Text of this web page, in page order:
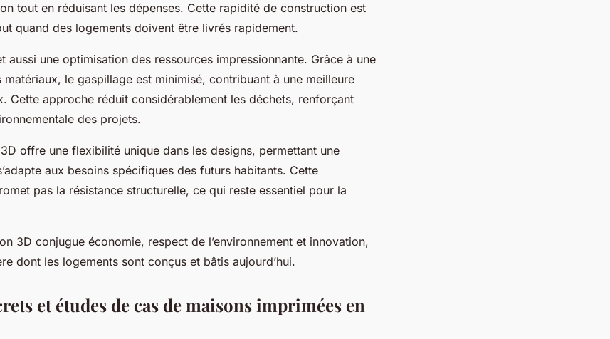
tout en réduisant les dépenses. Cette rapidité de construction est
quand des logements doivent être livrés rapidement.
aussi une optimisation des ressources impressionnante. Grâce à une
le gaspillage est minimisé, contribuant à une meilleure
Cette approche réduit considérablement les déchets, renforçant
des projets.
offre une flexibilité unique dans les designs, permettant une
aux besoins spécifiques des futurs habitants. Cette
pas la résistance structurelle, ce qui reste essentiel pour la
3D conjugue économie, respect de l’environnement et innovation,
dont les logements sont conçus et bâtis aujourd’hui.
et études de cas de maisons imprimées en